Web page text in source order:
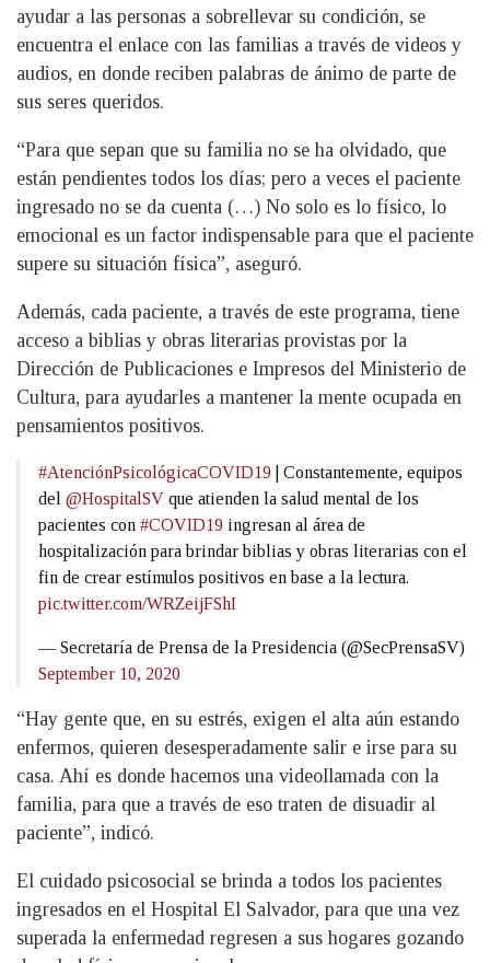
ayudar a las personas a sobrellevar su condición, se
encuentra el enlace con las familias a través de videos y
audios, en donde reciben palabras de ánimo de parte de
sus seres queridos.
“Para que sepan que su familia no se ha olvidado, que
están pendientes todos los días; pero a veces el paciente
ingresado no se da cuenta (…) No solo es lo físico, lo
emocional es un factor indispensable para que el paciente
supere su situación física”, aseguró.
Además, cada paciente, a través de este programa, tiene
acceso a biblias y obras literarias provistas por la
Dirección de Publicaciones e Impresos del Ministerio de
Cultura, para ayudarles a mantener la mente ocupada en
pensamientos positivos.
#AtenciónPsicológicaCOVID19 | Constantemente, equipos
del @HospitalSV que atienden la salud mental de los
pacientes con #COVID19 ingresan al área de
hospitalización para brindar biblias y obras literarias con el
fin de crear estímulos positivos en base a la lectura.
pic.twitter.com/WRZeijFShI
— Secretaría de Prensa de la Presidencia (@SecPrensaSV)
September 10, 2020
“Hay gente que, en su estrés, exigen el alta aún estando
enfermos, quieren desesperadamente salir e irse para su
casa. Ahí es donde hacemos una videollamada con la
familia, para que a través de eso traten de disuadir al
paciente”, indicó.
El cuidado psicosocial se brinda a todos los pacientes
ingresados en el Hospital El Salvador, para que una vez
superada la enfermedad regresen a sus hogares gozando